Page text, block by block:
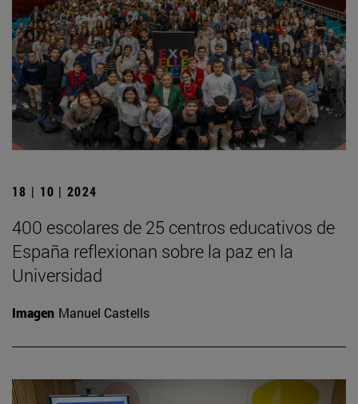
18 | 10 | 2024
400 escolares de 25 centros educativos de
España reflexionan sobre la paz en la
Universidad
Imagen Manuel Castells